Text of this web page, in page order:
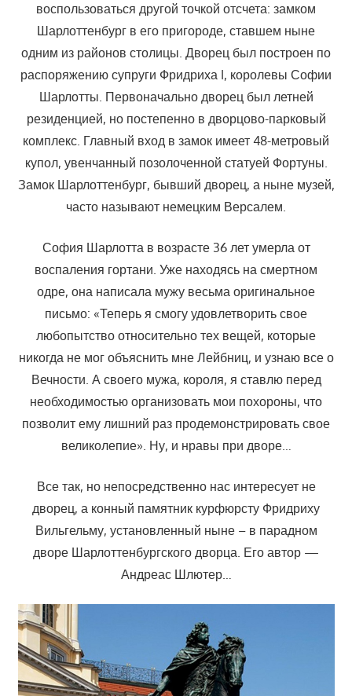
воспользоваться другой точкой отсчета: замком
Шарлоттенбург в его пригороде, ставшем ныне
одним из районов столицы. Дворец был построен по
распоряжению супруги Фридриха I, королевы Софии
Шарлотты. Первоначально дворец был летней
резиденцией, но постепенно в дворцово-парковый
комплекс. Главный вход в замок имеет 48-метровый
купол, увенчанный позолоченной статуей Фортуны.
Замок Шарлоттенбург, бывший дворец, а ныне музей,
часто называют немецким Версалем.
София Шарлотта в возрасте 36 лет умерла от
воспаления гортани. Уже находясь на смертном
одре, она написала мужу весьма оригинальное
письмо: «Теперь я смогу удовлетворить свое
любопытство относительно тех вещей, которые
никогда не мог объяснить мне Лейбниц, и узнаю все о
Вечности. А своего мужа, короля, я ставлю перед
необходимостью организовать мои похороны, что
позволит ему лишний раз продемонстрировать свое
великолепие». Ну, и нравы при дворе…
Все так, но непосредственно нас интересует не
дворец, а конный памятник курфюрсту Фридриху
Вильгельму, установленный ныне – в парадном
дворе Шарлоттенбургского дворца. Его автор —
Андреас Шлютер…